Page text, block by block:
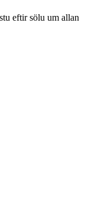
eftir sölu um allan